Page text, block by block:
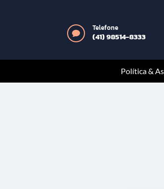

Telefone
(41) 98514-8333
Política &